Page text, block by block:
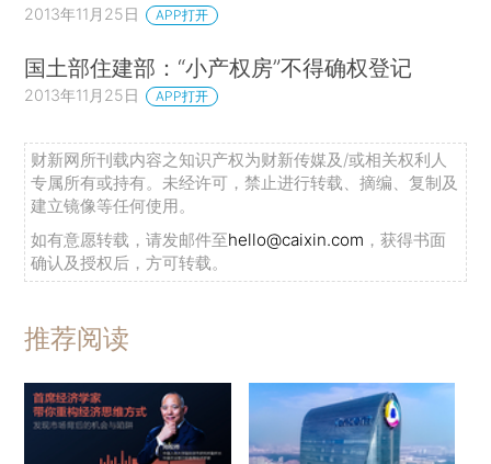
2013年11月25日 APP打开
国土部住建部：“小产权房”不得确权登记
2013年11月25日 APP打开
财新网所刊载内容之知识产权为财新传媒及/或相关权利人
专属所有或持有。未经许可，禁止进行转载、摘编、复制及
建立镜像等任何使用。
如有意愿转载，请发邮件至hello@caixin.com ，获得书面
确认及授权后，方可转载。
推荐阅读